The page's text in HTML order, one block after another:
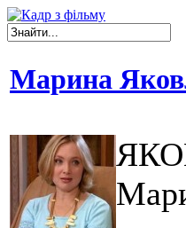
Марина